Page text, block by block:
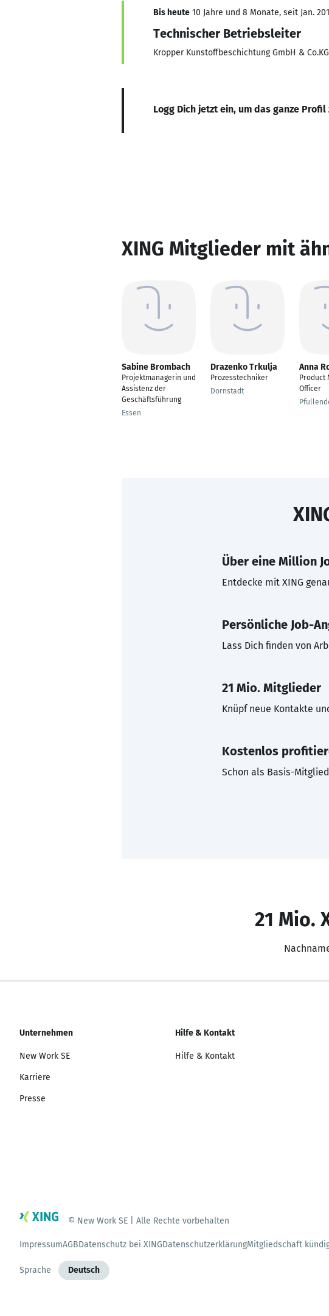
Bis heute 10 Jahre und 8 Monate, seit Jan.
Technischer Betriebsleiter
Kropper Kunstoffbeschichtung GmbH & Co.KG
Logg Dich jetzt ein, um das ganze Profil
XING Mitglieder mit
Sabine Brombach
Projektmanagerin und
Assistenz der
Geschäftsführung
Essen
Drazenko Trkulja
Prozesstechniker
Dornstadt
Anna
Product
Officer
Über eine Million
Entdecke mit XING
Persönliche Job-
Lass Dich finden von
21 Mio. Mitglieder
Knüpf neue Kontakte
Kostenlos
Schon als Basis-
21 Mio.
Unternehmen
New Work SE
Karriere
Presse
Hilfe & Kontakt
Hilfe & Kontakt
© New Work SE | Alle Rechte vorbehalten
ImpressumAGBDatenschutz bei XINGDatenschutzerklärungMitgliedschaft
Sprache Deutsch